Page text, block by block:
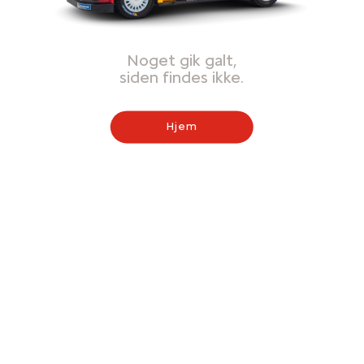
Noget gik galt,
siden findes ikke.
Hjem